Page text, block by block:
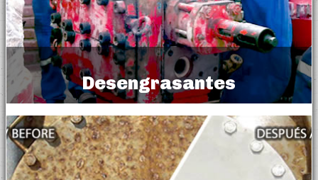
Desengrasantes
Degreasers